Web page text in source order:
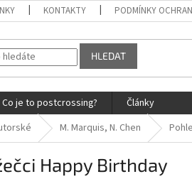
KONTAKTY PODMÍNKY
HLEDAT
Co je to postcrossing?
Články
M. Marquis, N. Chen
Happy Birthday